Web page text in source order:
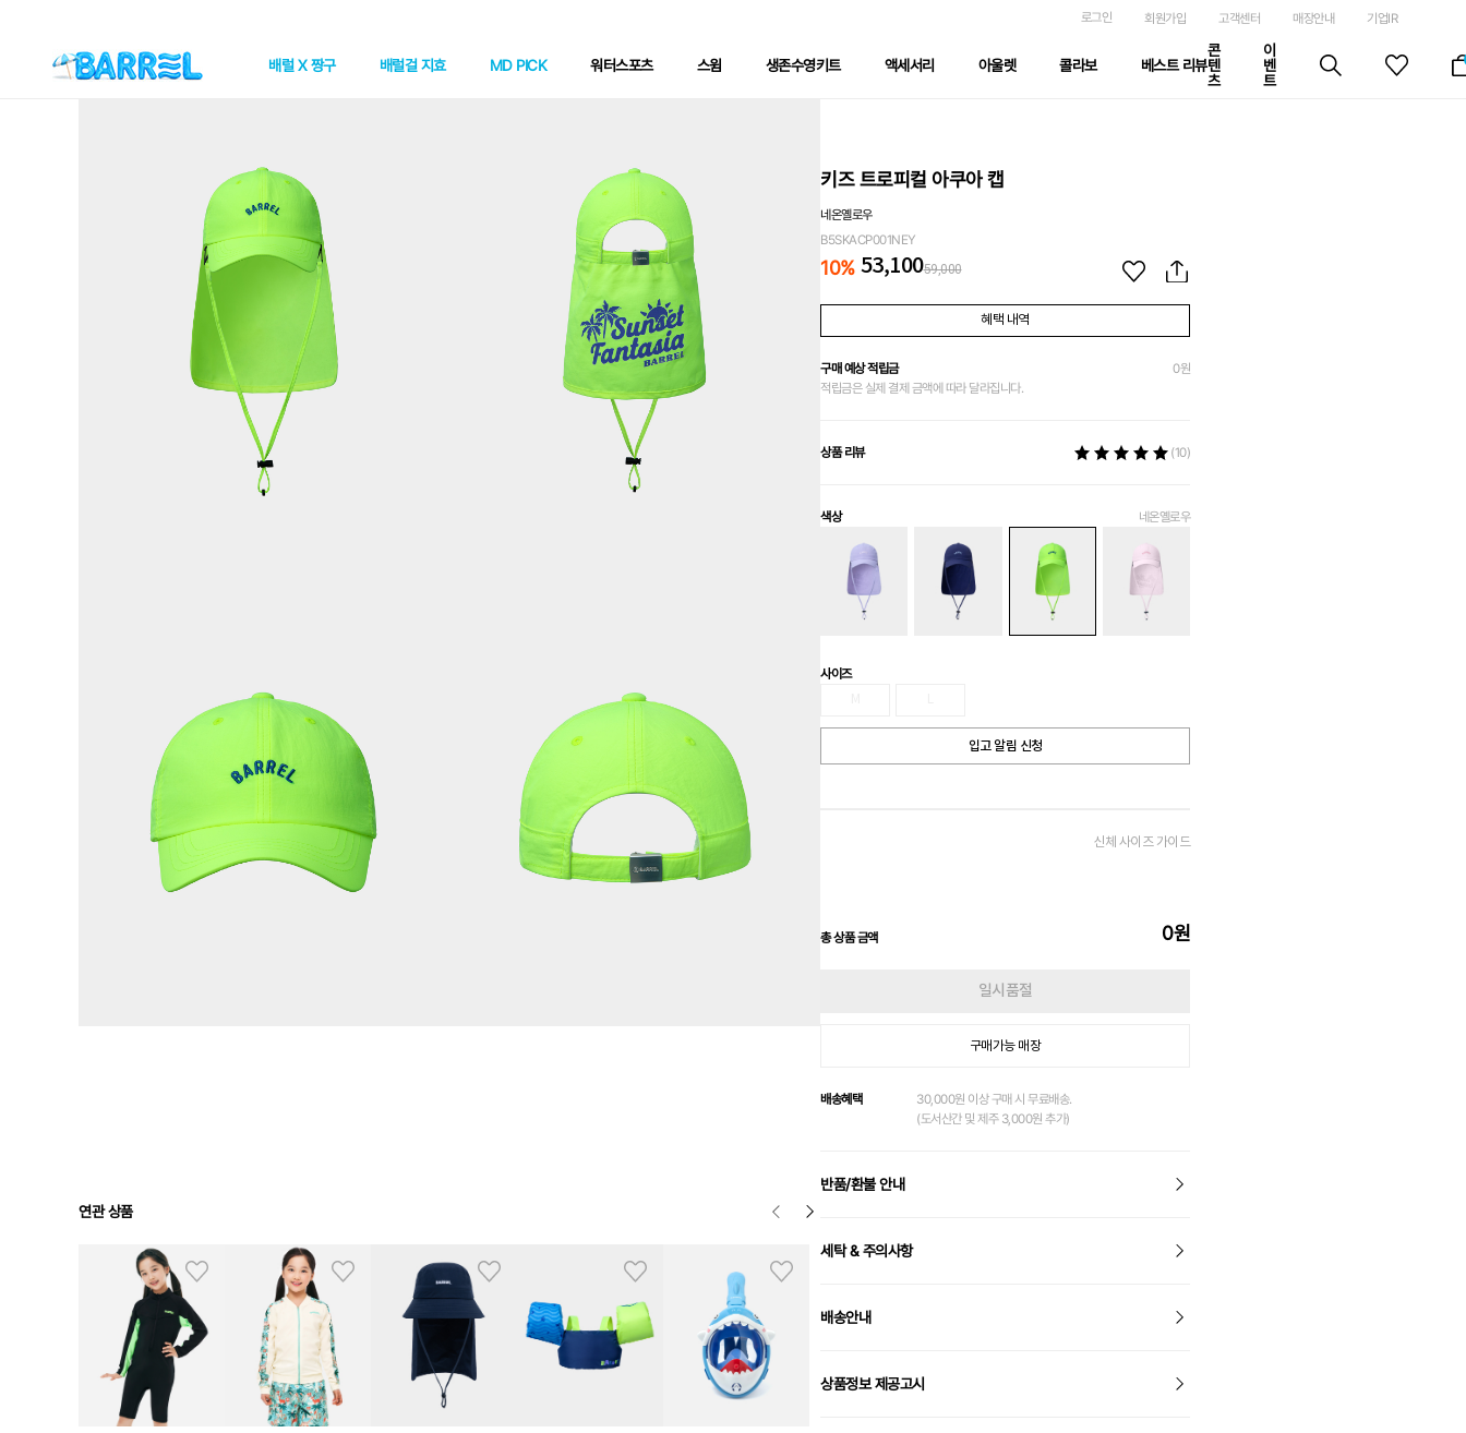
로그인 회원가입 고객센터 매장안내 기업IR
배럴 X 짱구 배럴걸 지효 MD PICK 워터스포츠 스윔 생존수영키트 액세서리 아울렛 콜라보 베스트 리뷰
콘
텐
츠
이
벤
트
연관 상품
키즈 트로피컬 아쿠아 캡
네온옐로우
B5SKACP001NEY
10% 53,10059,000
혜택 내역
구매 예상 적립금
적립금은 실제 결제 금액에 따라 달라집니다.
0원
상품 리뷰 (10)
색상 네온옐로우
사이즈
입고 알림 신청
신체 사이즈 가이드
총 상품 금액 0원
일시품절
구매가능 매장
배송혜택
30,000원 이상 구매 시 무료배송.
(도서산간 및 제주 3,000원 추가)
반품/환불 안내
세탁 & 주의사항
배송안내
상품정보 제공고시